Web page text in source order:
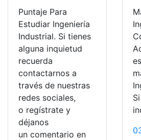
Puntaje Para
Estudiar Ingeniería
Industrial. Si tienes
alguna inquietud
recuerda
contactarnos a
través de nuestras
redes sociales,
o regístrate y
déjanos
un comentario en